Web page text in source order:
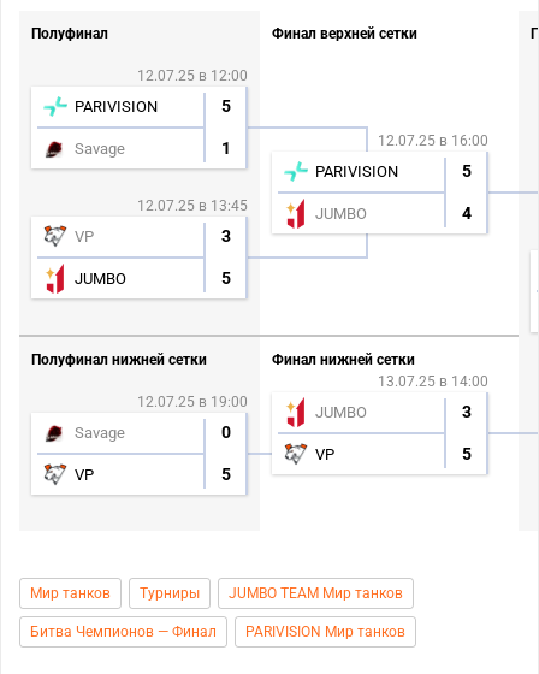
Полуфинал
12.07.25 в 12:00
PARIVISION 5
Savage 1
12.07.25 в 13:45
VP 3
JUMBO 5
Финал верхней сетки
12.07.25 в 16:00
PARIVISION 5
JUMBO 4
Полуфинал нижней сетки
12.07.25 в 19:00
Savage 0
VP 5
Финал нижней сетки
13.07.25 в 14:00
JUMBO 3
VP 5
Мир танков Турниры JUMBO TEAM Мир танков
Битва Чемпионов — Финал PARIVISION Мир танков